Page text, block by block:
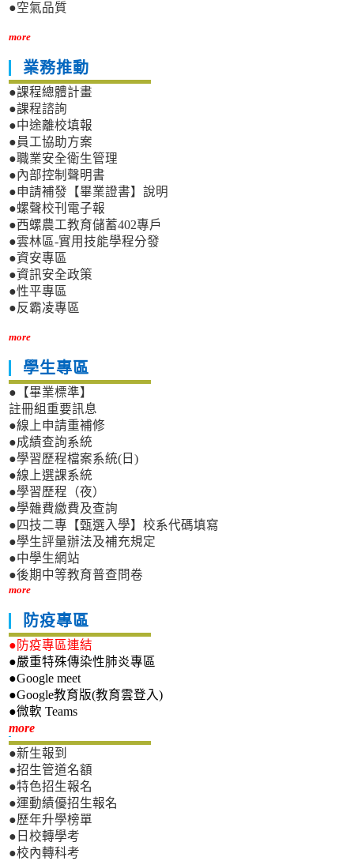
●空氣品質
more
業務推動
●課程總體計畫
●課程諮詢
●中途離校填報
●員工協助方案
●職業安全衛生管理
●內部控制聲明書
●申請補發【畢業證書】說明
●螺聲校刊電子報
●西螺農工教育儲蓄402專戶
●雲林區-實用技能學程分發
●資安專區
●資訊安全政策
●性平專區
●反霸凌專區
more
學生專區
●【畢業標準】
註冊組重要訊息
●線上申請重補修
●成績查詢系統
●學習歷程檔案系統(日)
●線上選課系統
●學習歷程（夜）
●學雜費繳費及查詢
●四技二專【甄選入學】校系代碼填寫
●學生評量辦法及補充規定
●中學生網站
●後期中等教育普查問卷
more
防疫專區
●防疫專區連結
●嚴重特殊傳染性肺炎專區
●Google meet
●Google教育版(教育雲登入)
●微軟 Teams
more新生專區
●新生報到
●招生管道名額
●特色招生報名
●運動績優招生報名
●歷年升學榜單
●日校轉學考
●校內轉科考